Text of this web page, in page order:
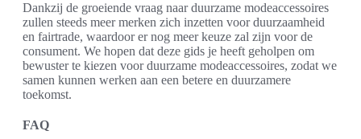
Dankzij de groeiende vraag naar duurzame modeaccessoires
zullen steeds meer merken zich inzetten voor duurzaamheid
en fairtrade, waardoor er nog meer keuze zal zijn voor de
consument. We hopen dat deze gids je heeft geholpen om
bewuster te kiezen voor duurzame modeaccessoires, zodat we
samen kunnen werken aan een betere en duurzamere
toekomst.
FAQ